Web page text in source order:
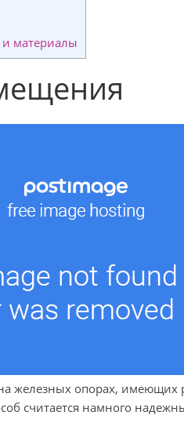
и материалы
железных опорах, имеющих
считается намного